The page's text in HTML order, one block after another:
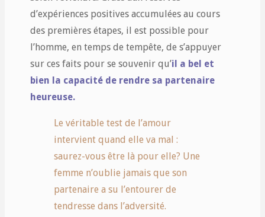
d’expériences positives accumulées au cours
des premières étapes, il est possible pour
l’homme, en temps de tempête, de s’appuyer
sur ces faits pour se souvenir qu’il a bel et
bien la capacité de rendre sa partenaire
heureuse.
Le véritable test de l’amour
intervient quand elle va mal :
saurez-vous être là pour elle? Une
femme n’oublie jamais que son
partenaire a su l’entourer de
tendresse dans l’adversité.